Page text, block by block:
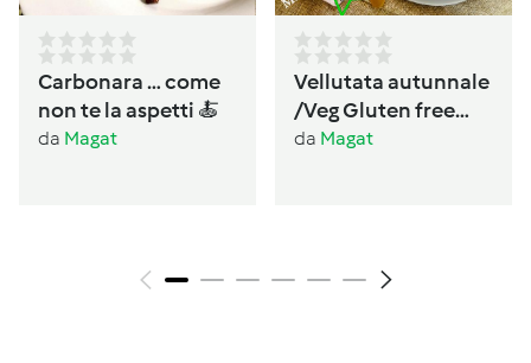
Carbonara … come
non te la aspetti 🍝
da Magat
Vellutata autunnale
/Veg Gluten free
Lactos free
da Magat